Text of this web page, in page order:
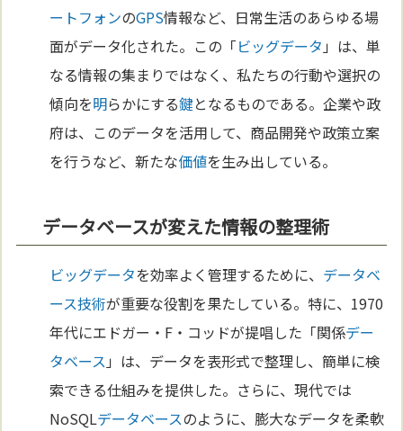
ートフォンのGPS情報など、日常生活のあらゆる場
面がデータ化された。この「ビッグデータ 」は、単
なる情報の集まりではなく、私たちの行動や選択の
傾向を明らかにする鍵となるものである。企業や政
府は、このデータを活用して、商品開発や政策立案
を行うなど、新たな価値を生み出している。
データベースが変えた情報の整理術
ビッグデータを効率よく管理するために、 データベ
ース技術が重要な役割を果たしている。特に、1970
年代にエドガー・F・コッドが提唱した「関係デー
タベース 」は、データを表形式で整理し、簡単に検
索できる仕組みを提供した。さらに、現代では
NoSQLデータベースのように、膨大なデータを柔軟